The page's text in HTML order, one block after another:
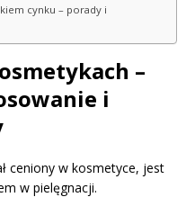
cynku – porady i
–
i
ceniony w kosmetyce, jest
w pielęgnacji.